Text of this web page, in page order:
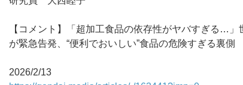
【コメント】「超加工食品の依存性がヤバすぎる…」
が緊急告発、“便利でおいしい”食品の危険すぎる裏側
2026/2/13